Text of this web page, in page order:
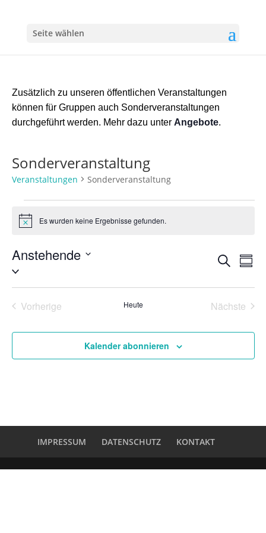
Seite wählen
Zusätzlich zu unseren öffentlichen Veranstaltungen
können für Gruppen auch Sonderveranstaltungen
durchgeführt werden. Mehr dazu unter Angebote.
Sonderveranstaltung
Veranstaltungen Sonderveranstaltung
Veranstaltungen
HinweisEs wurden keine Ergebnisse gefunden.
und
Suche
Anstehende
Datum
Vorherige
Heute
Nächste
Kalender abonnieren
IMPRESSUM DATENSCHUTZ KONTAKT